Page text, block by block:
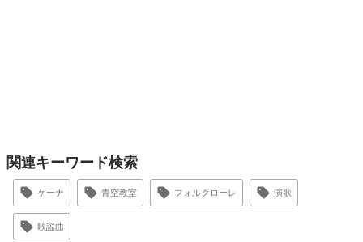
関連キーワード検索
ケーナ 青空教室 フォルクローレ 演歌
歌謡曲